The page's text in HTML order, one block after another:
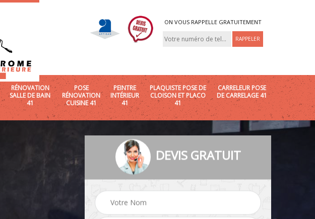
ON VOUS RAPPELLE GRATUITEMENT
RÉNOVATION
SALLE DE BAIN
41
POSE
RÉNOVATION
CUISINE 41
PEINTRE
INTÉRIEUR
41
PLAQUISTE POSE DE
CLOISON ET PLACO
41
CARRELEUR POSE
DE CARRELAGE 41
DEVIS GRATUIT